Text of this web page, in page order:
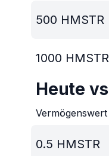
500 HMSTR
1000 HMSTR
Heute
Vermögenswert
0.5 HMSTR